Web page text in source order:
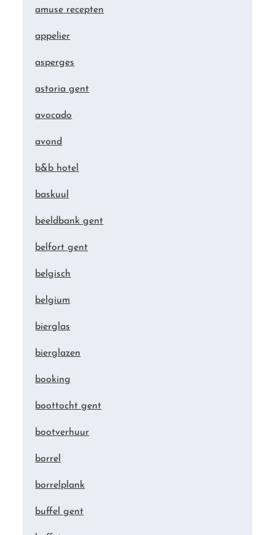
amuse recepten
appelier
asperges
astoria gent
avocado
avond
b&b hotel
baskuul
beeldbank gent
belfort gent
belgisch
belgium
bierglas
bierglazen
booking
boottocht gent
bootverhuur
borrel
borrelplank
buffel gent